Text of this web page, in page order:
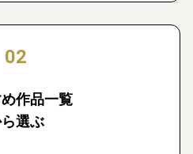
02
作品一覧
選ぶ